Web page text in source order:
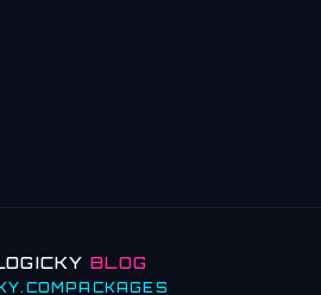
BLOG
PACKAGES